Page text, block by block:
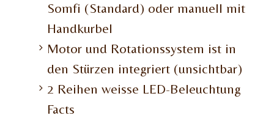
Somfi (Standard) oder manuell mit
Handkurbel
Motor und Rotationssystem ist in
den Stürzen integriert (unsichtbar)
2 Reihen weisse LED-Beleuchtung
Facts